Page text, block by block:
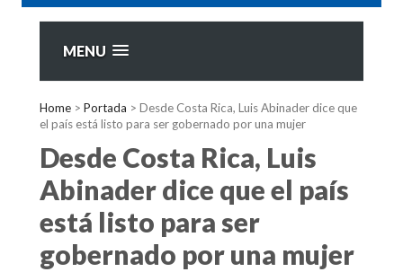
MENU
Home > Portada > Desde Costa Rica, Luis Abinader dice que
el país está listo para ser gobernado por una mujer
Desde Costa Rica, Luis
Abinader dice que el país
está listo para ser
gobernado por una mujer